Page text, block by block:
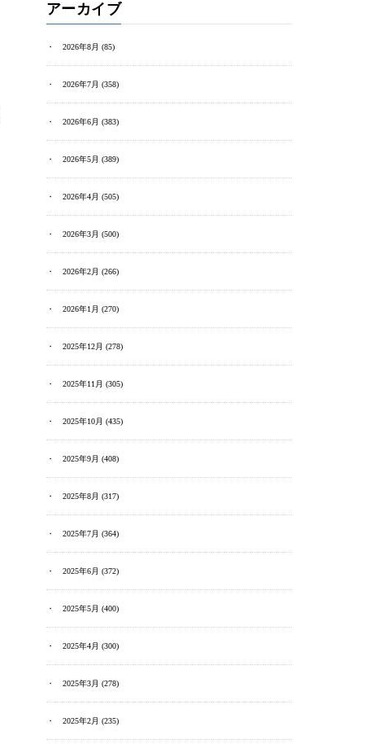
アーカイブ
2026年8月 (85)
2026年7月 (358)
2026年6月 (383)
2026年5月 (389)
2026年4月 (505)
2026年3月 (500)
2026年2月 (266)
2026年1月 (270)
2025年12月 (278)
2025年11月 (305)
2025年10月 (435)
2025年9月 (408)
2025年8月 (317)
2025年7月 (364)
2025年6月 (372)
2025年5月 (400)
2025年4月 (300)
2025年3月 (278)
2025年2月 (235)